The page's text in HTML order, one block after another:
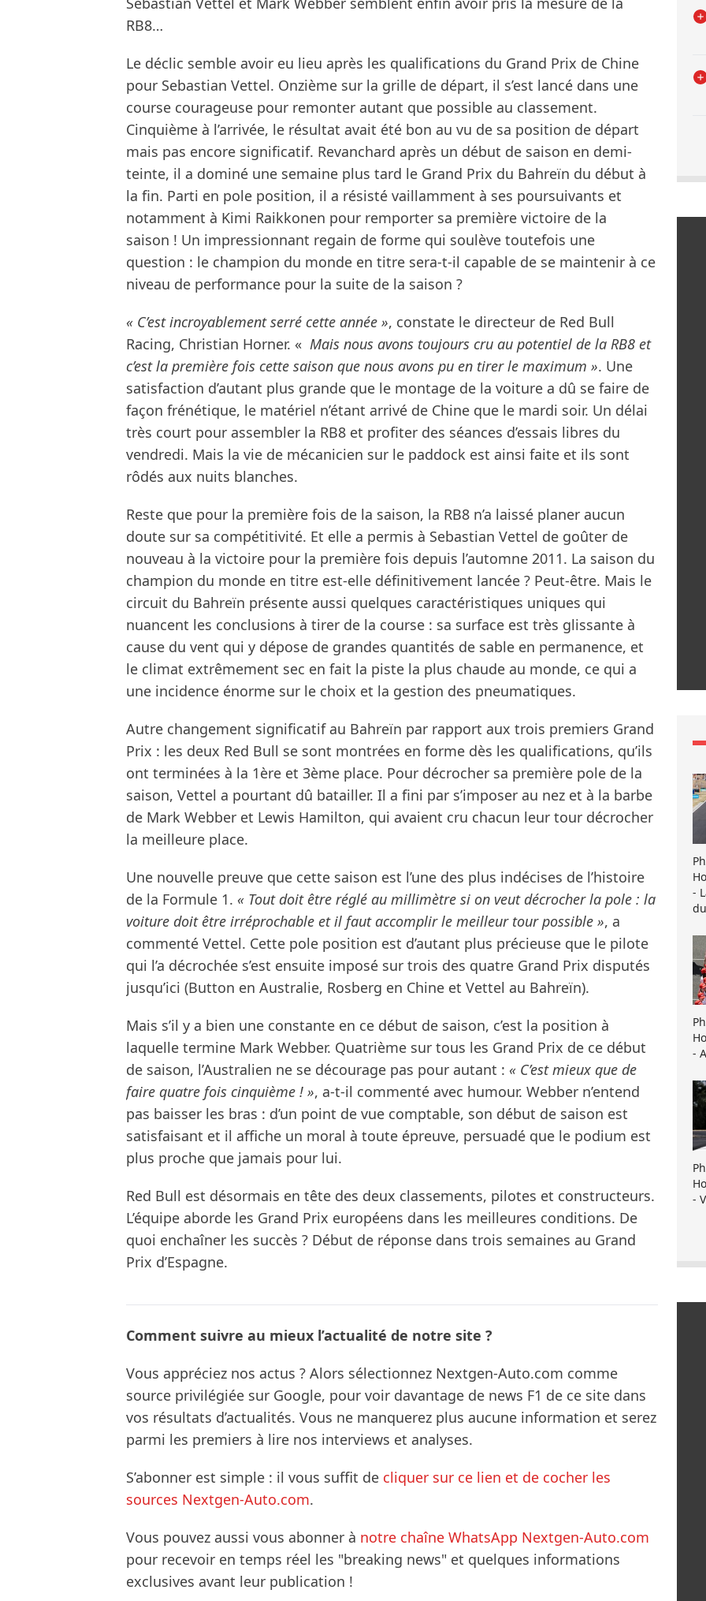
RB8…
Le déclic semble avoir eu lieu après les qualifications du Grand Prix de Chine
pour Sebastian Vettel. Onzième sur la grille de départ, il s’est lancé dans une
course courageuse pour remonter autant que possible au classement.
Cinquième à l’arrivée, le résultat avait été bon au vu de sa position de départ
mais pas encore significatif. Revanchard après un début de saison en demi-
teinte, il a dominé une semaine plus tard le Grand Prix du Bahreïn du début à
la fin. Parti en pole position, il a résisté vaillamment à ses poursuivants et
notamment à Kimi Raikkonen pour remporter sa première victoire de la
saison ! Un impressionnant regain de forme qui soulève toutefois une
question : le champion du monde en titre sera-t-il capable de se maintenir à ce
niveau de performance pour la suite de la saison ?
« C’est incroyablement serré cette année », constate le directeur de Red Bull
Racing, Christian Horner. « Mais nous avons toujours cru au potentiel de la RB8 et
c’est la première fois cette saison que nous avons pu en tirer le maximum ». Une
satisfaction d’autant plus grande que le montage de la voiture a dû se faire de
façon frénétique, le matériel n’étant arrivé de Chine que le mardi soir. Un délai
très court pour assembler la RB8 et profiter des séances d’essais libres du
vendredi. Mais la vie de mécanicien sur le paddock est ainsi faite et ils sont
rôdés aux nuits blanches.
Reste que pour la première fois de la saison, la RB8 n’a laissé planer aucun
doute sur sa compétitivité. Et elle a permis à Sebastian Vettel de goûter de
nouveau à la victoire pour la première fois depuis l’automne 2011. La saison du
champion du monde en titre est-elle définitivement lancée ? Peut-être. Mais le
circuit du Bahreïn présente aussi quelques caractéristiques uniques qui
nuancent les conclusions à tirer de la course : sa surface est très glissante à
cause du vent qui y dépose de grandes quantités de sable en permanence, et
le climat extrêmement sec en fait la piste la plus chaude au monde, ce qui a
une incidence énorme sur le choix et la gestion des pneumatiques.
Autre changement significatif au Bahreïn par rapport aux trois premiers Grand
Prix : les deux Red Bull se sont montrées en forme dès les qualifications, qu’ils
ont terminées à la 1ère et 3ème place. Pour décrocher sa première pole de la
saison, Vettel a pourtant dû batailler. Il a fini par s’imposer au nez et à la barbe
de Mark Webber et Lewis Hamilton, qui avaient cru chacun leur tour décrocher
la meilleure place.
Une nouvelle preuve que cette saison est l’une des plus indécises de l’histoire
de la Formule 1. « Tout doit être réglé au millimètre si on veut décrocher la pole : la
voiture doit être irréprochable et il faut accomplir le meilleur tour possible », a
commenté Vettel. Cette pole position est d’autant plus précieuse que le pilote
qui l’a décrochée s’est ensuite imposé sur trois des quatre Grand Prix disputés
jusqu’ici (Button en Australie, Rosberg en Chine et Vettel au Bahreïn).
Mais s’il y a bien une constante en ce début de saison, c’est la position à
laquelle termine Mark Webber. Quatrième sur tous les Grand Prix de ce début
de saison, l’Australien ne se décourage pas pour autant : « C’est mieux que de
faire quatre fois cinquième ! », a-t-il commenté avec humour. Webber n’entend
pas baisser les bras : d’un point de vue comptable, son début de saison est
satisfaisant et il affiche un moral à toute épreuve, persuadé que le podium est
plus proche que jamais pour lui.
Red Bull est désormais en tête des deux classements, pilotes et constructeurs.
L’équipe aborde les Grand Prix européens dans les meilleures conditions. De
quoi enchaîner les succès ? Début de réponse dans trois semaines au Grand
Prix d’Espagne.
Comment suivre au mieux l’actualité de notre site ?
Vous appréciez nos actus ? Alors sélectionnez Nextgen-Auto.com comme
source privilégiée sur Google, pour voir davantage de news F1 de ce site dans
vos résultats d’actualités. Vous ne manquerez plus aucune information et serez
parmi les premiers à lire nos interviews et analyses.
S’abonner est simple : il vous suffit de cliquer sur ce lien et de cocher les
sources Nextgen-Auto.com.
Vous pouvez aussi vous abonner à notre chaîne WhatsApp Nextgen-Auto.com
pour recevoir en temps réel les "breaking news" et quelques informations
exclusives avant leur publication !
-
-
-